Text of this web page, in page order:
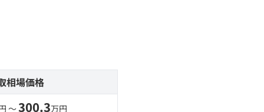
相場価格
〜300.3万円